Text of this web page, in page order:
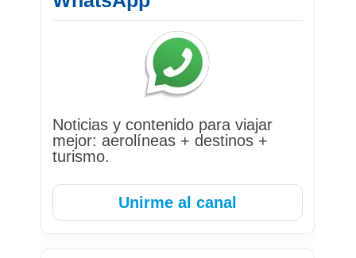
Noticias y contenido para viajar
mejor: aerolíneas + destinos +
turismo.
Unirme al canal